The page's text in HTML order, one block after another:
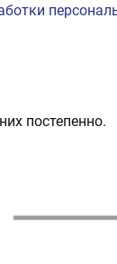
постепенно.